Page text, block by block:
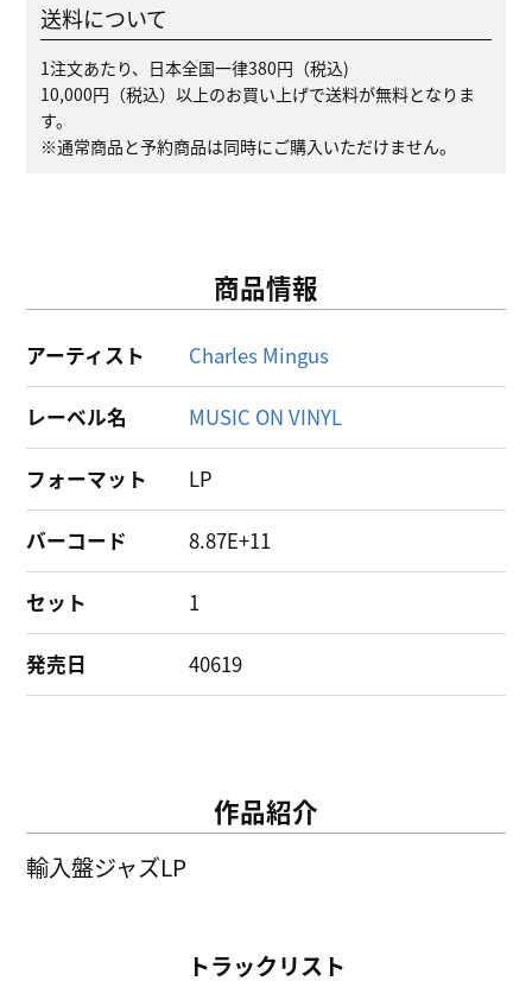
送料について
1注文あたり、日本全国一律380円（税込)
10,000円（税込）以上のお買い上げで送料が無料となりま
す。
※通常商品と予約商品は同時にご購入いただけません。
商品情報
アーティスト Charles Mingus
レーベル名 MUSIC ON VINYL
フォーマット LP
バーコード 8.87E+11
セット 1
発売日 40619
作品紹介
輸入盤ジャズLP
トラックリスト